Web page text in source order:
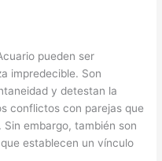
pueden ser
impredecible. Son
y detestan la
conflictos con parejas que
embargo, también son
establecen un vínculo